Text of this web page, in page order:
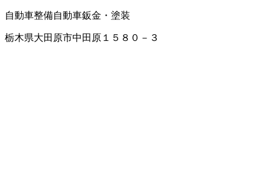
自動車整備自動車鈑金・塗装
栃木県大田原市中田原１５８０－３